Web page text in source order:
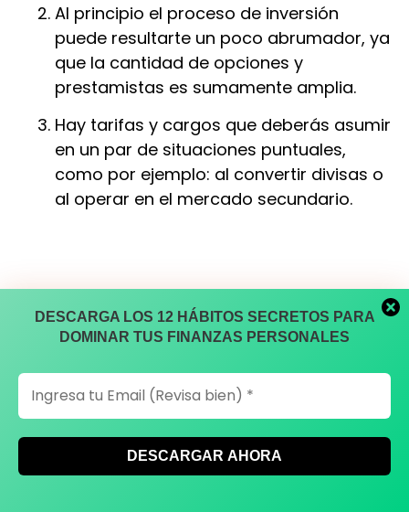
Al principio el proceso de inversión
puede resultarte un poco abrumador, ya
que la cantidad de opciones y
prestamistas es sumamente amplia.
Hay tarifas y cargos que deberás asumir
en un par de situaciones puntuales,
como por ejemplo: al convertir divisas o
al operar en el mercado secundario.
DESCARGA LOS 12 HÁBITOS SECRETOS PARA
DOMINAR TUS FINANZAS PERSONALES